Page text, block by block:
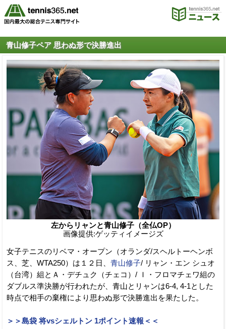
青山修子ペア 思わぬ形で決勝進出
左からリャンと青山修子（全仏OP）
画像提供:ゲッティイメージズ
女子テニスのリベマ・オープン（オランダ/スヘルトーヘンボ
ス、芝、WTA250）は１２日、 青山修子/ リャン・エン シュオ
（台湾）組とＡ・デチュク（チェコ）/ Ｉ・フロマチェワ組の
ダブルス準決勝が行われたが、青山とリャンは6-4, 4-1とした
時点で相手の棄権により思わぬ形で決勝進出を果たした。
＞＞島袋 将vsシェルトン 1ポイント速報＜＜